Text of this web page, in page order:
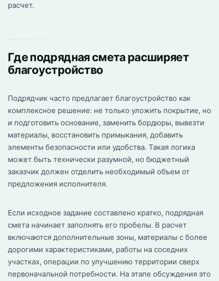
расчет.
Где подрядная смета расширяет
благоустройство
Подрядчик часто предлагает благоустройство как
комплексное решение: не только уложить покрытие, но
и подготовить основание, заменить бордюры, вывезти
материалы, восстановить примыкания, добавить
элементы безопасности или удобства. Такая логика
может быть технически разумной, но бюджетный
заказчик должен отделить необходимый объем от
предложения исполнителя.
Если исходное задание составлено кратко, подрядная
смета начинает заполнять его пробелы. В расчет
включаются дополнительные зоны, материалы с более
дорогими характеристиками, работы на соседних
участках, операции по улучшению территории сверх
первоначальной потребности. На этапе обсуждения это